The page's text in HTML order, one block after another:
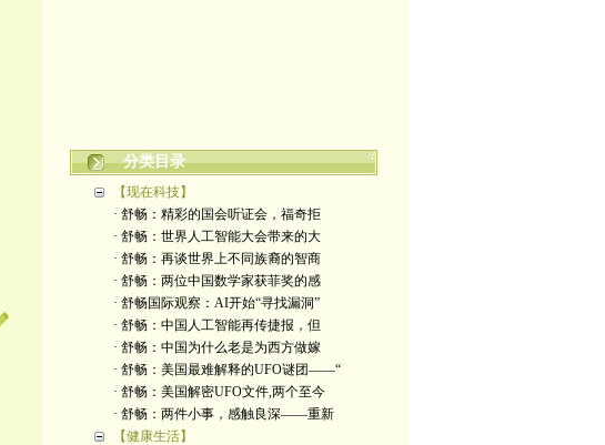
分类目录
【现在科技】
· 舒畅：精彩的国会听证会，福奇拒
· 舒畅：世界人工智能大会带来的大
· 舒畅：再谈世界上不同族裔的智商
· 舒畅：两位中国数学家获菲奖的感
· 舒畅国际观察：AI开始“寻找漏洞”
· 舒畅：中国人工智能再传捷报，但
· 舒畅：中国为什么老是为西方做嫁
· 舒畅：美国最难解释的UFO谜团——“
· 舒畅：美国解密UFO文件,两个至今
· 舒畅：两件小事，感触良深——重新
【健康生活】